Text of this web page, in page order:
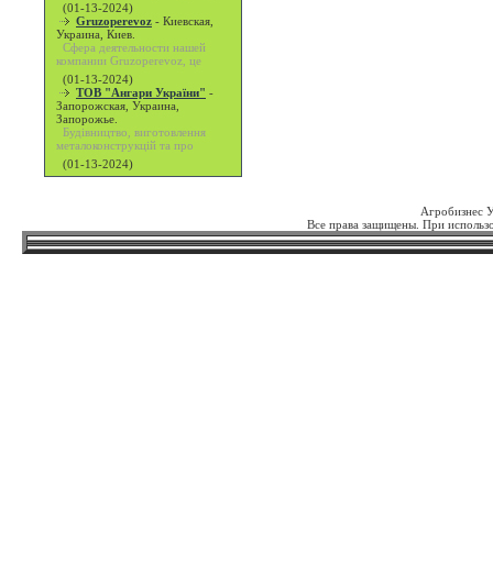
(01-13-2024)
Gruzoperevoz - Киевская,
Украина, Киев.
Сфера деятельности нашей
компании Gruzoperevoz, це
(01-13-2024)
ТОВ "Ангари України" -
Запорожская, Украина,
Запорожье.
Будівництво, виготовлення
металоконструкцій та про
(01-13-2024)
Агробизнес
Все права защищены. При